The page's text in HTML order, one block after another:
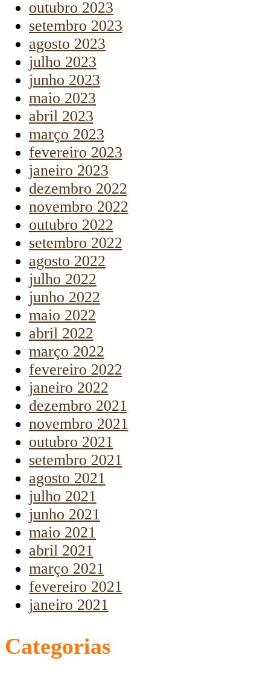
outubro 2023
setembro 2023
agosto 2023
julho 2023
junho 2023
maio 2023
abril 2023
março 2023
fevereiro 2023
janeiro 2023
dezembro 2022
novembro 2022
outubro 2022
setembro 2022
agosto 2022
julho 2022
junho 2022
maio 2022
abril 2022
março 2022
fevereiro 2022
janeiro 2022
dezembro 2021
novembro 2021
outubro 2021
setembro 2021
agosto 2021
julho 2021
junho 2021
maio 2021
abril 2021
março 2021
fevereiro 2021
janeiro 2021
Categorias